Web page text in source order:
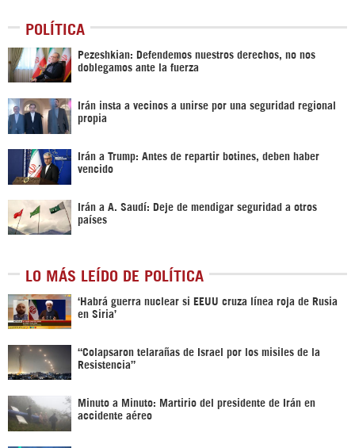
POLÍTICA
Pezeshkian: Defendemos nuestros derechos, no nos
doblegamos ante la fuerza
Irán insta a vecinos a unirse por una seguridad regional
propia
Irán a Trump: Antes de repartir botines, deben haber
vencido
Irán a A. Saudí: Deje de mendigar seguridad a otros
países
LO MÁS LEÍDO DE POLÍTICA
‎‘Habrá guerra nuclear si EEUU cruza línea roja de Rusia
en Siria’‎
“Colapsaron telarañas de Israel por los misiles de la
Resistencia”
Minuto a Minuto: Martirio del presidente de Irán en
accidente aéreo